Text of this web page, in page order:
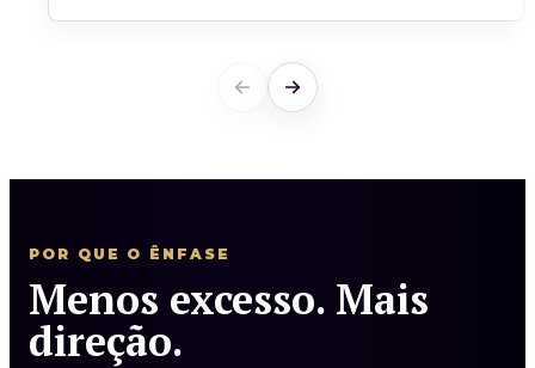
POR QUE O ÊNFASE
Menos excesso. Mais
direção.